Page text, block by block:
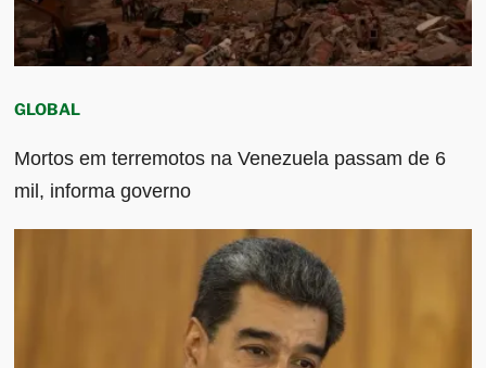
GLOBAL
Mortos em terremotos na Venezuela passam de 6
mil, informa governo